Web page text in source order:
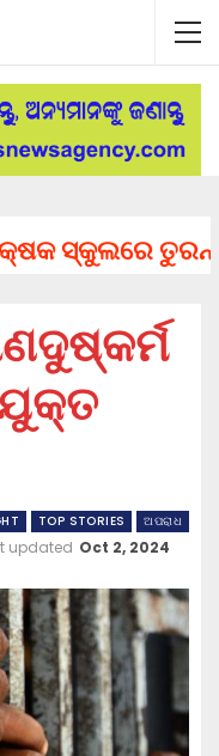
ସ୍କୁଲରେ ତୁରନ୍ତ
TOP STORIES ଅପରାଧ
updated Oct 2, 2024